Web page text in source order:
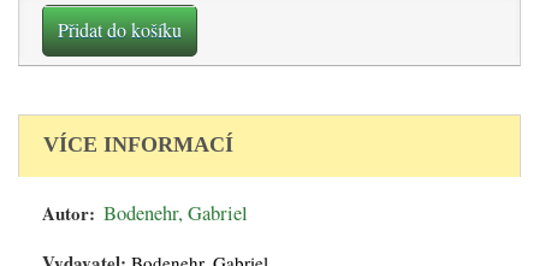
Přidat do košíku
VÍCE INFORMACÍ
Autor: Bodenehr, Gabriel